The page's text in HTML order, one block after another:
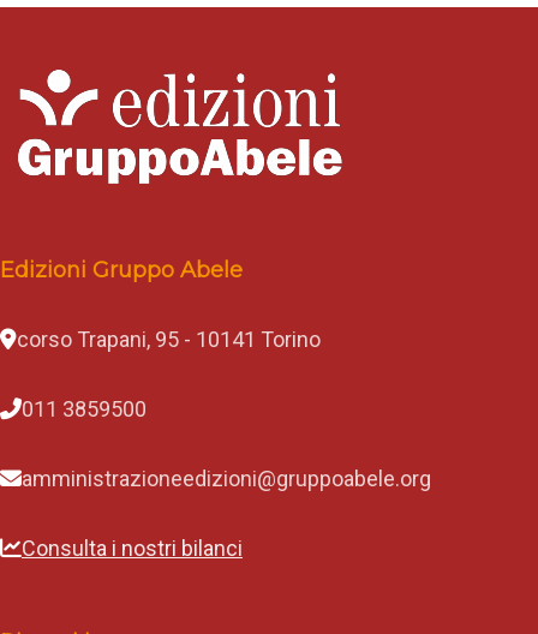
Edizioni Gruppo Abele
corso Trapani, 95 - 10141 Torino
011 3859500
amministrazioneedizioni@gruppoabele.org
Consulta i nostri bilanci